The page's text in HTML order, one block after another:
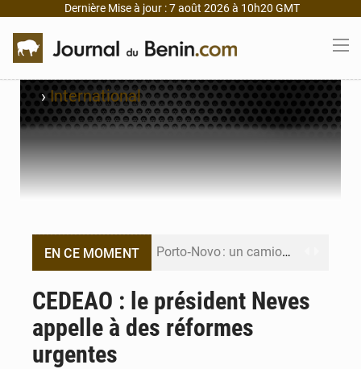
Dernière Mise à jour : 7 août 2026 à 10h20 GMT
›International
EN CE MOMENT Porto‑Novo : un camion de produits pétroliers embrase Avakpa
CEDEAO : le président Neves
appelle à des réformes
urgentes